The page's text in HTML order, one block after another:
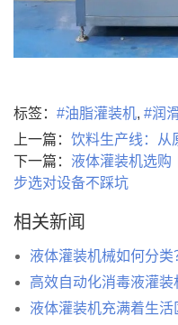
标签： #油脂灌装机, #润
上一篇： 饮料生产线：从
下一篇： 液体灌装机选购
步选对设备不踩坑
相关新闻
液体灌装机充满着生活